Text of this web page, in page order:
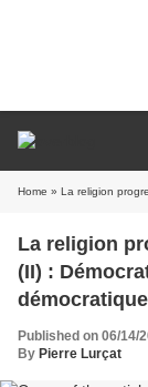
Home » La religion
La religion
(II) :
Published on 06/14/
By Pierre Lurçat